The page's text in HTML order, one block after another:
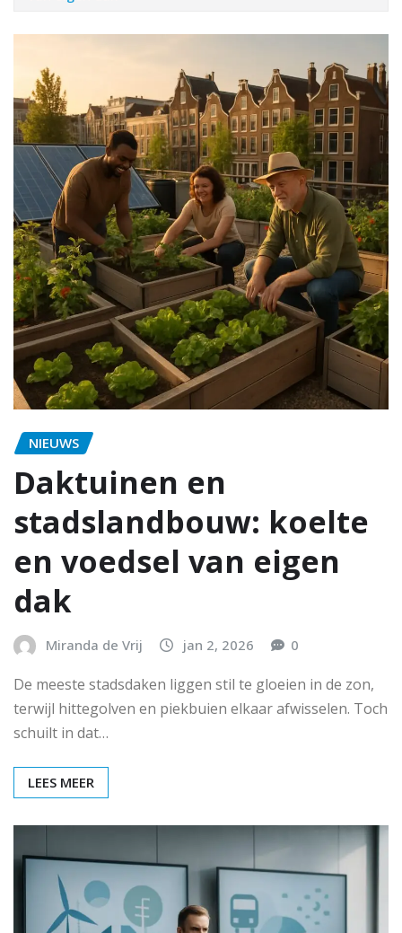
NIEUWS
Daktuinen en
stadslandbouw: koelte
en voedsel van eigen
dak
Miranda de Vrij jan 2, 2026 0
De meeste stadsdaken liggen stil te gloeien in de zon,
terwijl hittegolven en piekbuien elkaar afwisselen. Toch
schuilt in dat…
LEES MEER